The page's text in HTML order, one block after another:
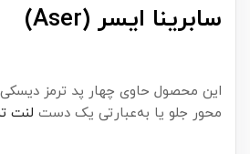
سابرینا ایسر (Aser)
این محصول حاوی چهار پد ترمز
محور جلو یا به‌عبارتی یک دست لنت